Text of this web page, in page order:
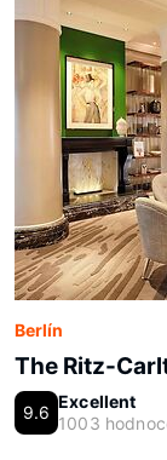
Berlín
The Ritz-
9.6
Excellent
1003